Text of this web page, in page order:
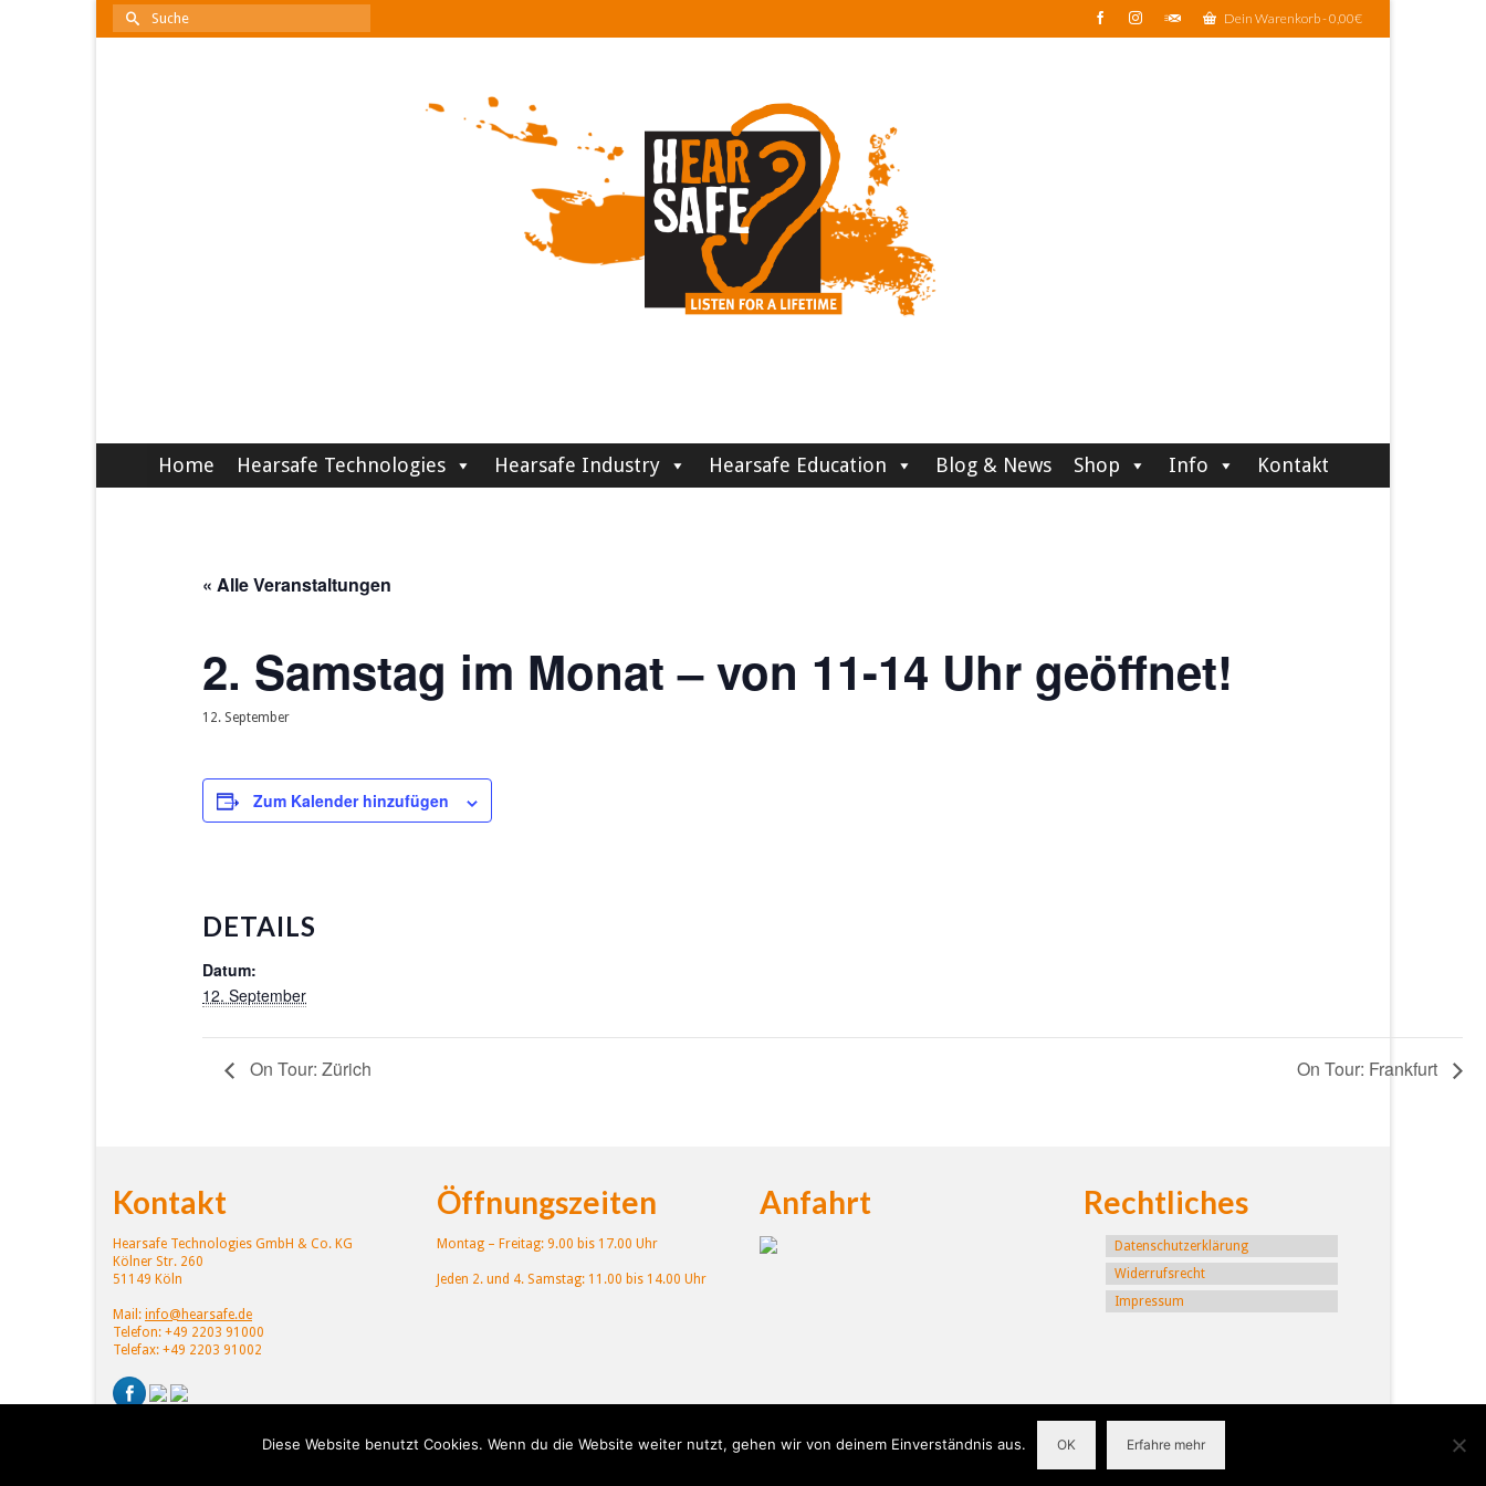
Dein Warenkorb-0,00€
Suche
nach:
Home Hearsafe Technologies Hearsafe Industry Hearsafe Education Blog & News Shop Info Kontakt
« Alle Veranstaltungen
2. Samstag im Monat – von 11-14 Uhr geöffnet!
12. September
Zum Kalender hinzufügen
DETAILS
Datum:
12. September
On Tour: Zürich On Tour: Frankfurt
Kontakt
Hearsafe Technologies GmbH & Co. KG
Kölner Str. 260
51149 Köln
Mail: info@hearsafe.de
Telefon: +49 2203 91000
Telefax: +49 2203 91002
Öffnungszeiten
Montag – Freitag: 9.00 bis 17.00 Uhr
Jeden 2. und 4. Samstag: 11.00 bis 14.00 Uhr
Anfahrt Rechtliches
Datenschutzerklärung
Widerrufsrecht
Impressum
© 2026 Hearsafe Technologies. All Rights Reserved.Diese Website benutzt Cookies. Wenn du die Website weiter nutzt, gehen wir von deinem Einverständnis aus. OK Erfahre mehr